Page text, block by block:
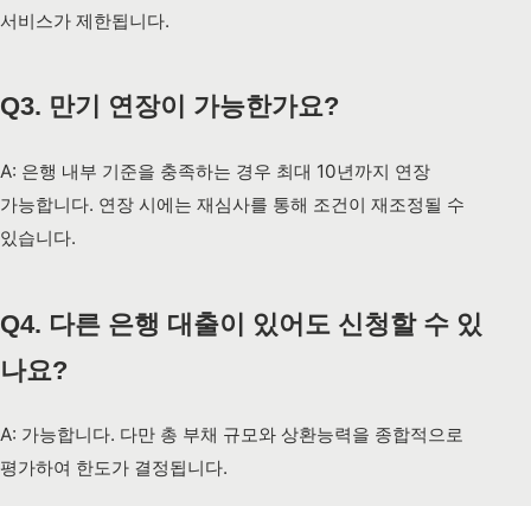
서비스가 제한됩니다.
Q3. 만기 연장이 가능한가요?
A: 은행 내부 기준을 충족하는 경우 최대 10년까지 연장
가능합니다. 연장 시에는 재심사를 통해 조건이 재조정될 수
있습니다.
Q4. 다른 은행 대출이 있어도 신청할 수 있
나요?
A: 가능합니다. 다만 총 부채 규모와 상환능력을 종합적으로
평가하여 한도가 결정됩니다.